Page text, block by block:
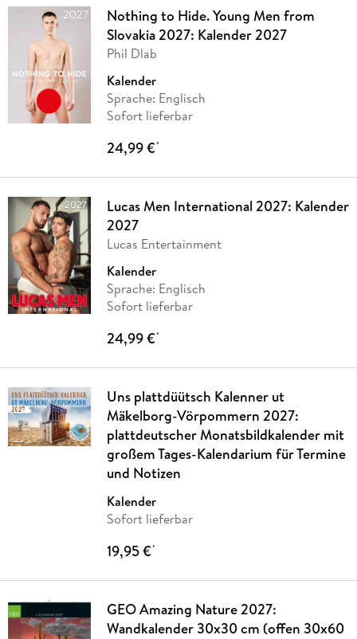
Nothing to Hide. Young Men from
Slovakia 2027: Kalender 2027
Phil Dlab
Kalender
Sprache: Englisch
Sofort lieferbar
24,99 €*
Lucas Men International 2027: Kalender
2027
Lucas Entertainment
Kalender
Sprache: Englisch
Sofort lieferbar
24,99 €*
Uns plattdüütsch Kalenner ut
Mäkelborg-Vörpommern 2027:
plattdeutscher Monatsbildkalender mit
großem Tages-Kalendarium für Termine
und Notizen
Kalender
Sofort lieferbar
19,95 €*
GEO Amazing Nature 2027:
Wandkalender 30x30 cm (offen 30x60